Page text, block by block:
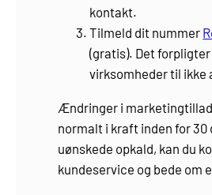
kontakt.
Tilmeld dit nummer
(gratis). Det
virksomheder til ikke
Ændringer i
normalt i kraft inden for 30
uønskede opkald, kan du
kundeservice og bede om